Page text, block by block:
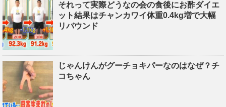
それって実際どうなの会の食後にお酢ダイエ
ット結果はチャンカワイ体重0.4kg増で大幅
リバウンド
じゃんけんがグーチョキパーなのはなぜ？チ
コちゃん